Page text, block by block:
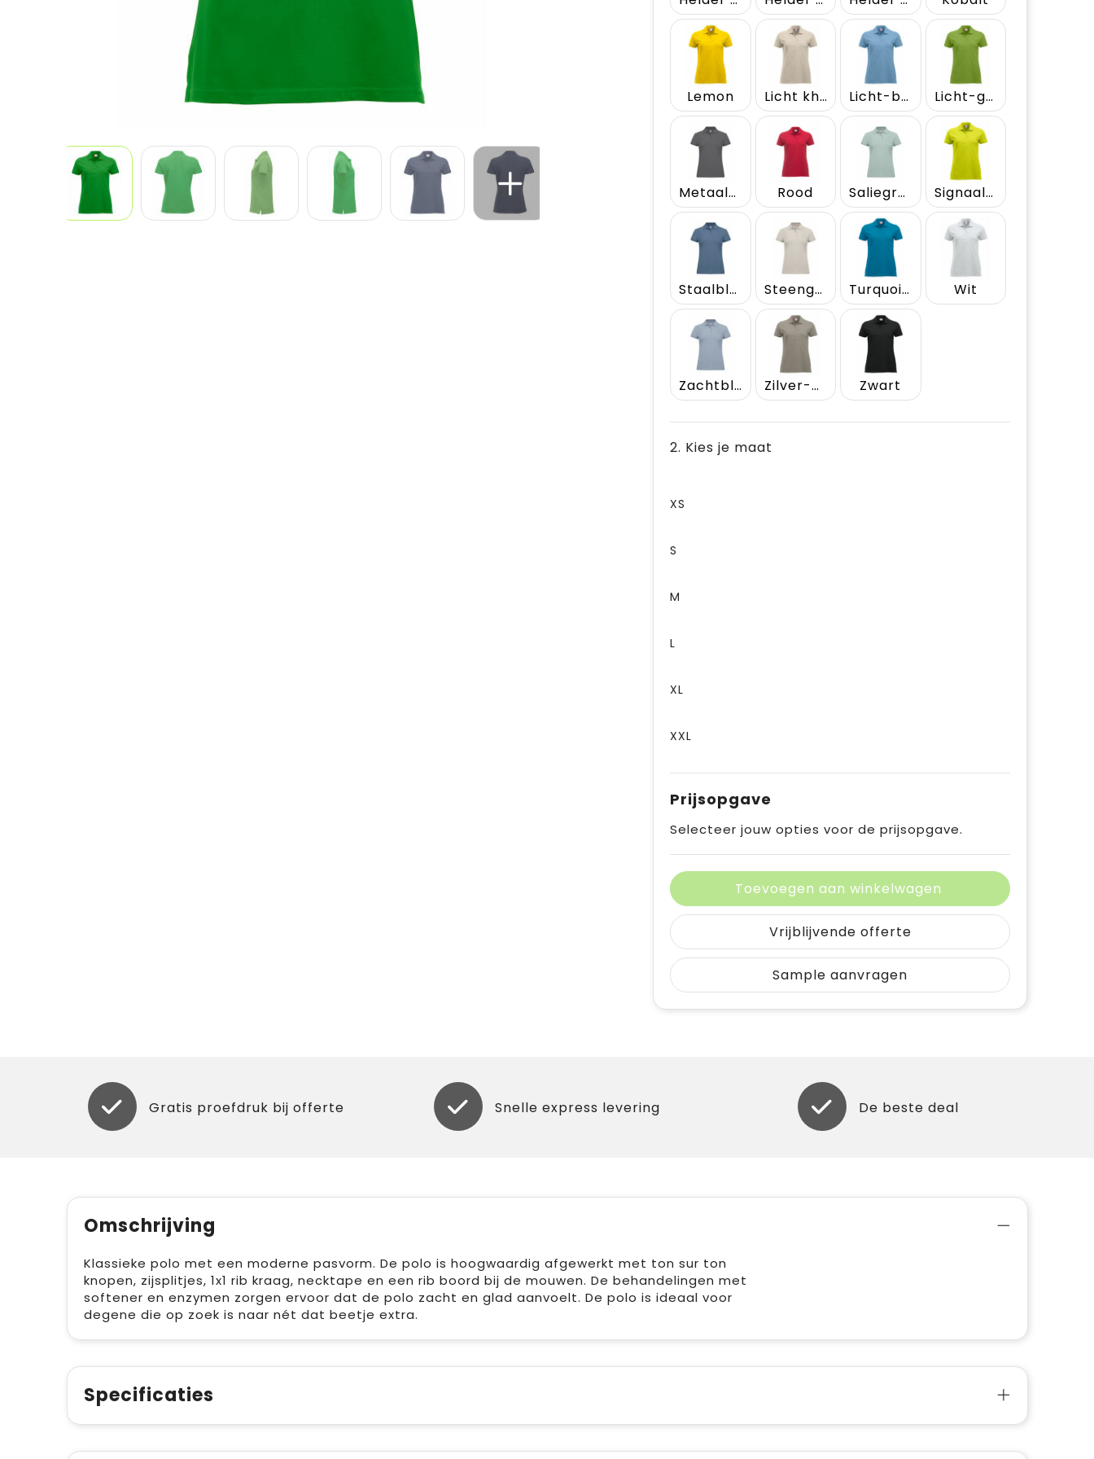
Lemon Licht khaki Licht-blauw Licht-groen
Metaalgrijs Rood Saliegroen Signaal-groen
Staalblauw Steengrijs Turquoise Wit
Zachtblauw Zilver-grijs Zwart
2. Kies je maat
XS
S
M
L
XL
XXL
Prijsopgave
Selecteer jouw opties voor de prijsopgave.
Toevoegen aan winkelwagen
Vrijblijvende offerte
Sample aanvragen
Gratis proefdruk bij offerte Snelle express levering De beste deal
Omschrijving
Klassieke polo met een moderne pasvorm. De polo is hoogwaardig afgewerkt met ton sur ton
knopen, zijsplitjes, 1x1 rib kraag, necktape en een rib boord bij de mouwen. De behandelingen met
softener en enzymen zorgen ervoor dat de polo zacht en glad aanvoelt. De polo is ideaal voor
degene die op zoek is naar nét dat beetje extra.
Specificaties